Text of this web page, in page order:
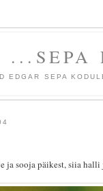
...SEPA
EDGAR SEPA
sooja päikest, siia halli